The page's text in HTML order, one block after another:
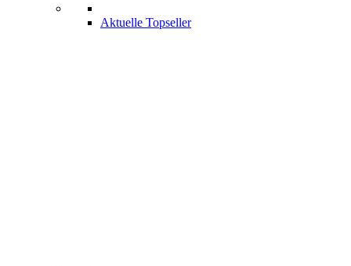
Aktuelle Topseller